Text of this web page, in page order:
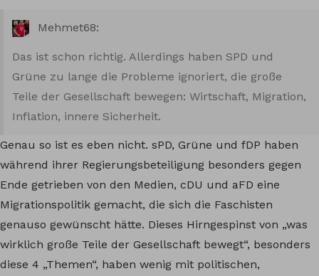
Mehmet68:
Das ist schon richtig. Allerdings haben SPD und
Grüne zu lange die Probleme ignoriert, die große
Teile der Gesellschaft bewegen: Wirtschaft, Migration,
Inflation, innere Sicherheit.
Genau so ist es eben nicht. sPD, Grüne und fDP haben
während ihrer Regierungsbeteiligung besonders gegen
Ende getrieben von den Medien, cDU und aFD eine
Migrationspolitik gemacht, die sich die Faschisten
genauso gewünscht hätte. Dieses Hirngespinst von „was
wirklich große Teile der Gesellschaft bewegt“, besonders
diese 4 „Themen“, haben wenig mit politischen,